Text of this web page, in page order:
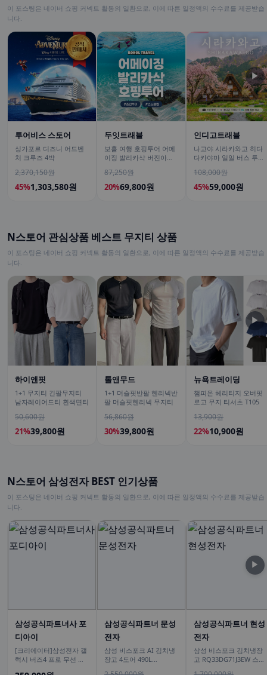
이 포스팅은 네이버 쇼핑 커넥트 활동의 일환으로, 이에 따른 일정액의 수수료를 제공받습
니다.
투어비스 스토어
싱가포르 디즈니 어드벤
처 크루즈 4박
2,370,150원
45%1,303,580원
두잇트래블
보홀 여행 호핑투어 어메
이징 발리카삭 버진아일
랍 포함
87,250원
20%69,800원
인디고트래블
나고야 시라카와고 히다
다카야마 일일 버스 투어
108,000원
45%59,000원
▶
N스토어 관심상품 베스트 무지티 상품
이 포스팅은 네이버 쇼핑 커넥트 활동의 일환으로, 이에 따른 일정액의 수수료를 제공받습
니다.
하이앤핏
1+1 무지티 긴팔무지티
남자레이어드티 흰색면티
50,600원
21%39,800원
톨앤무드
1+1 머슬핏반팔 헨리넥반
팔 머슬핏헨리넥 무지티
56,860원
30%39,800원
뉴욕트레이딩
챔피온 헤리티지 오버핏
로고 무지 티셔츠 T105
13,900원
22%10,900원
▶
N스토어 삼성전자 BEST 인기상품
이 포스팅은 네이버 쇼핑 커넥트 활동의 일환으로, 이에 따른 일정액의 수수료를 제공받습
니다.
삼성공식파트너사 포
디아이
[크리에이터]삼성전자 갤
럭시 버즈4 프로 무선 블
삼성공식파트너 문성
전자
삼성 비스포크 AI 김치냉
장고 4도어 490L
삼성공식파트너 현성
전자
삼성 비스포크 김치냉장
고 RQ33DG71J3EW 스탠
▶